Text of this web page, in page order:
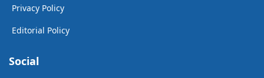
Privacy Policy
Editorial Policy
Social